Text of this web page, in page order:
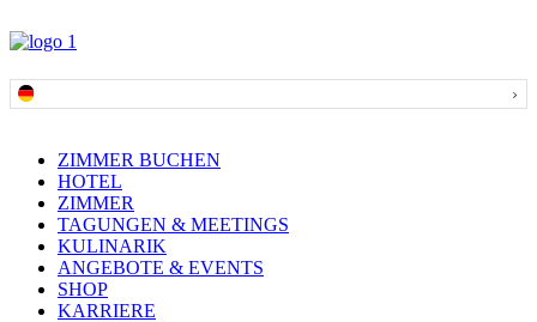
ZIMMER BUCHEN
HOTEL
ZIMMER
TAGUNGEN & MEETINGS
KULINARIK
ANGEBOTE & EVENTS
SHOP
KARRIERE